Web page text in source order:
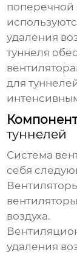
поперечной
удаления
туннеля
для
туннелей
Система
себя
воздуха.
удаления